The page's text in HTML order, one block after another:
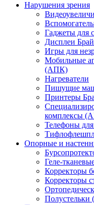
Нарушения зрения
Гаджеты для
Дисплеи
Игры для
Мобильные
(АПК)
Нагреватели
Пишущие
Принтеры
комплексы
Телефоны
Опорные и
Геле-
Корректоры
Корректоры
Полустельки